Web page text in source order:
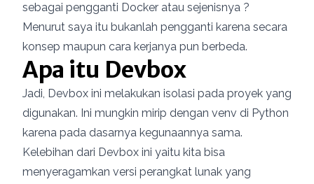
sebagai pengganti Docker atau sejenisnya ?
Menurut saya itu bukanlah pengganti karena secara
konsep maupun cara kerjanya pun berbeda.
Apa itu Devbox
Jadi, Devbox ini melakukan isolasi pada proyek yang
digunakan. Ini mungkin mirip dengan venv di Python
karena pada dasarnya kegunaannya sama.
Kelebihan dari Devbox ini yaitu kita bisa
menyeragamkan versi perangkat lunak yang